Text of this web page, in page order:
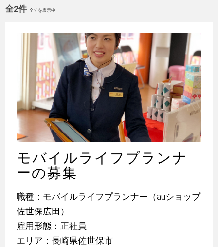
全2件 全てを表示中
モバイルライフプランナ
ーの募集
職種：モバイルライフプランナー（auショップ
佐世保広田）
雇用形態：正社員
エリア：長崎県佐世保市